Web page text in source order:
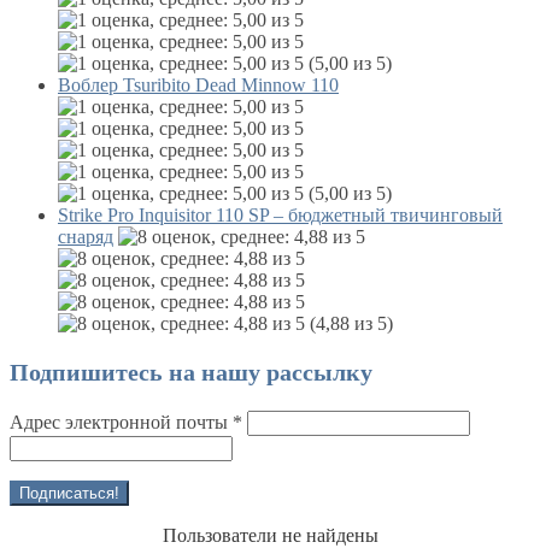
(5,00 из 5)
Воблер Tsuribito Dead Minnow 110
(5,00 из 5)
Strike Pro Inquisitor 110 SP – бюджетный твичинговый
снаряд
(4,88 из 5)
Подпишитесь на нашу рассылку
Адрес электронной почты *
Пользователи не найдены